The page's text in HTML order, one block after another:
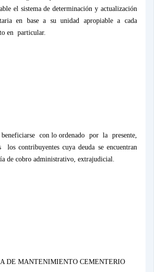
el sistema de determinación y actualización
en base a su unidad apropiable a cada
en particular.
beneficiarse con lo ordenado por la presente,
los contribuyentes cuya deuda se encuentran
de cobro administrativo, extrajudicial.
DE MANTENIMIENTO CEMENTERIO